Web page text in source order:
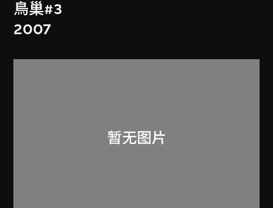
鳥巢#3
2007